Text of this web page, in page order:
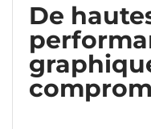
De